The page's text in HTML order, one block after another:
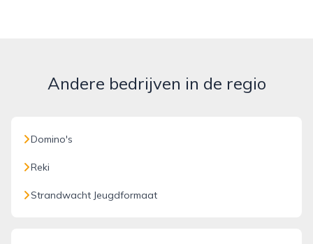
Andere bedrijven in de regio
Domino's
Reki
Strandwacht Jeugdformaat